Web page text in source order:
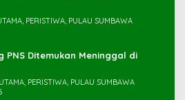
PERISTIWA, PULAU SUMBAWA
PNS Ditemukan Meninggal di
PERISTIWA, PULAU SUMBAWA